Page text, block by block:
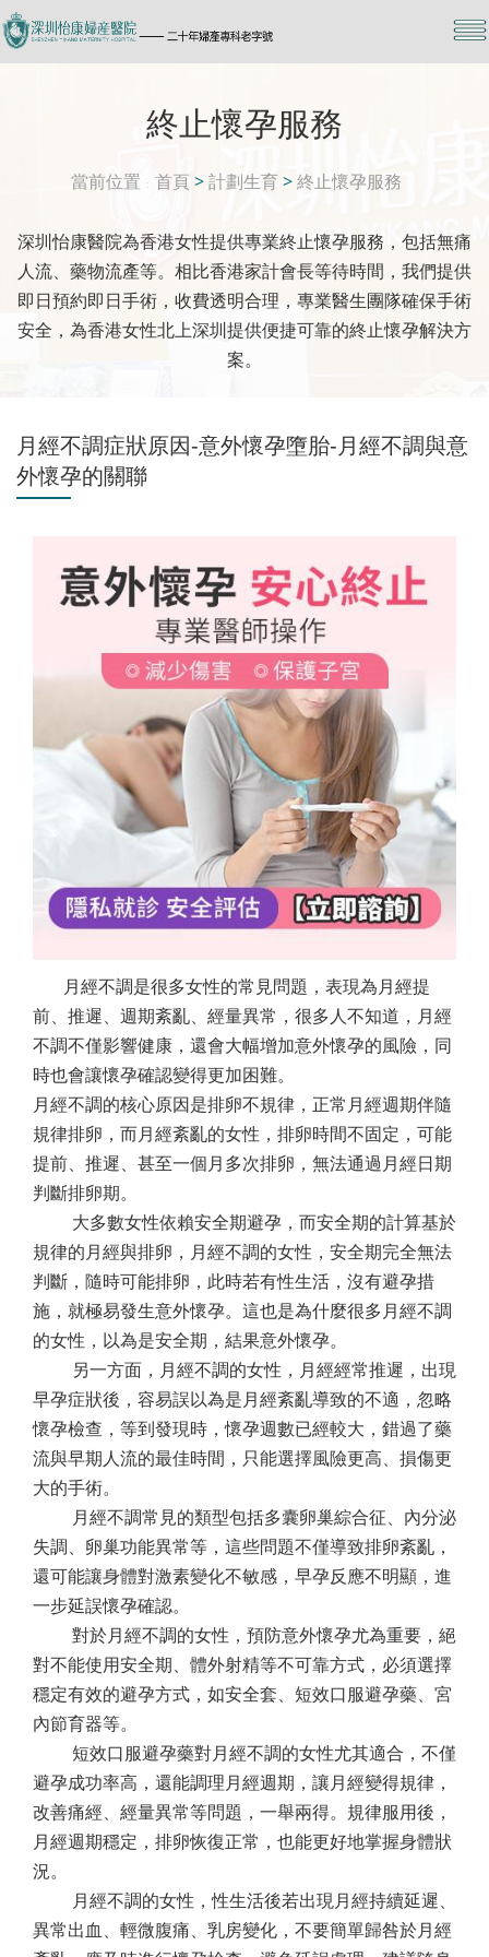
終止懷孕服務
當前位置 首頁 >計劃生育>終止懷孕服務
深圳怡康醫院為香港女性提供專業終止懷孕服務，包括無痛
人流、藥物流產等。相比香港家計會長等待時間，我們提供
即日預約即日手術，收費透明合理，專業醫生團隊確保手術
安全，為香港女性北上深圳提供便捷可靠的終止懷孕解決方
案。
月經不調症狀原因-意外懷孕墮胎-月經不調與意
外懷孕的關聯
月經不調是很多女性的常見問題，表現為月經提
前、推遲、週期紊亂、經量異常，很多人不知道，月經
不調不僅影響健康，還會大幅增加意外懷孕的風險，同
時也會讓懷孕確認變得更加困難。
月經不調的核心原因是排卵不規律，正常月經週期伴隨
規律排卵，而月經紊亂的女性，排卵時間不固定，可能
提前、推遲、甚至一個月多次排卵，無法通過月經日期
判斷排卵期。
大多數女性依賴安全期避孕，而安全期的計算基於
規律的月經與排卵，月經不調的女性，安全期完全無法
判斷，隨時可能排卵，此時若有性生活，沒有避孕措
施，就極易發生意外懷孕。這也是為什麼很多月經不調
的女性，以為是安全期，結果意外懷孕。
另一方面，月經不調的女性，月經經常推遲，出現
早孕症狀後，容易誤以為是月經紊亂導致的不適，忽略
懷孕檢查，等到發現時，懷孕週數已經較大，錯過了藥
流與早期人流的最佳時間，只能選擇風險更高、損傷更
大的手術。
月經不調常見的類型包括多囊卵巢綜合征、內分泌
失調、卵巢功能異常等，這些問題不僅導致排卵紊亂，
還可能讓身體對激素變化不敏感，早孕反應不明顯，進
一步延誤懷孕確認。
對於月經不調的女性，預防意外懷孕尤為重要，絕
對不能使用安全期、體外射精等不可靠方式，必須選擇
穩定有效的避孕方式，如安全套、短效口服避孕藥、宮
內節育器等。
短效口服避孕藥對月經不調的女性尤其適合，不僅
避孕成功率高，還能調理月經週期，讓月經變得規律，
改善痛經、經量異常等問題，一舉兩得。規律服用後，
月經週期穩定，排卵恢復正常，也能更好地掌握身體狀
況。
月經不調的女性，性生活後若出現月經持續延遲、
異常出血、輕微腹痛、乳房變化，不要簡單歸咎於月經